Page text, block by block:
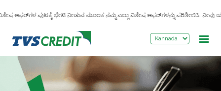
ಪುಟಕ್ಕೆ ಭೇಟಿ ನೀಡುವ ಮೂಲಕ ನಮ್ಮ ಎಲ್ಲಾ ವಿಶೇಷ ಆಫರ್‌ಗಳನ್ನು ಪರಿಶೀಲಿಸಿ.